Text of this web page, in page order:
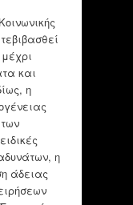
και
η
η
άδειας